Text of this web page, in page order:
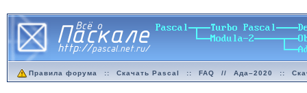
Правила форума :: Скачать Pascal :: FAQ // Ада–2020 ::